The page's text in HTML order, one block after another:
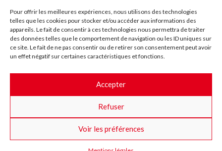
Pour offrir les meilleures expériences, nous utilisons des technologies
telles que les cookies pour stocker et/ou accéder aux informations des
appareils. Le fait de consentir à ces technologies nous permettra de traiter
des données telles que le comportement de navigation ou les ID uniques sur
ce site. Le fait de ne pas consentir ou de retirer son consentement peut avoir
un effet négatif sur certaines caractéristiques et fonctions.
Accepter
Refuser
Voir les préférences
Plan du site
Contact
Accessibilité
Crédits
Les marchés publics
Suggestions & Améliorations
Facebook
InstaTwitterYoutube